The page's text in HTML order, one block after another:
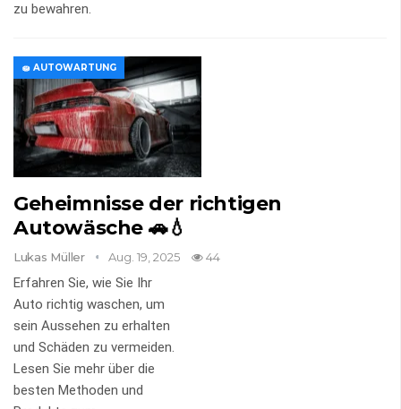
zu bewahren.
🧽 AUTOWARTUNG
Geheimnisse der richtigen
Autowäsche 🚗💧
Lukas Müller Aug. 19, 2025 44
Erfahren Sie, wie Sie Ihr
Auto richtig waschen, um
sein Aussehen zu erhalten
und Schäden zu vermeiden.
Lesen Sie mehr über die
besten Methoden und